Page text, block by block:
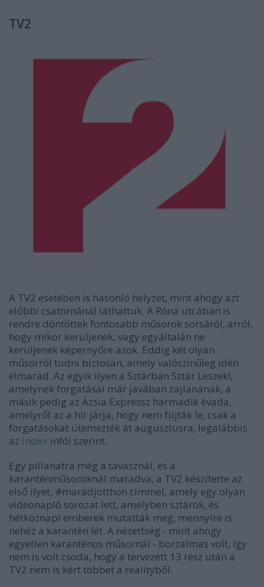
TV2
A TV2 esetében is hasonló helyzet, mint ahogy azt
előbbi csatornánál láthattuk. A Róna utcában is
rendre döntöttek fontosabb műsorok sorsáról, arról,
hogy mikor kerüljenek, vagy egyáltalán ne
kerüljenek képernyőre azok. Eddig két olyan
műsorról tudni biztosan, amely valószínűleg idén
elmarad. Az egyik ilyen a Sztárban Sztár Leszek!,
amelynek forgatásai már javában zajlanának, a
másik pedig az Ázsia Expressz harmadik évada,
amelyről az a hír járja, hogy nem fújták le, csak a
forgatásokat ütemezték át augusztusra, legalábbis
az Index infói szerint.
Egy pillanatra még a tavasznál, és a
karanténműsoroknál maradva, a TV2 készítette az
első ilyet, #maradjotthon címmel, amely egy olyan
videónapló sorozat lett, amelyben sztárok, és
hétköznapi emberek mutatták meg, mennyire is
nehéz a karantén lét. A nézettség - mint ahogy
egyetlen karanténos műsornál - borzalmas volt, így
nem is volt csoda, hogy a tervezett 13 rész után a
TV2 nem is kért többet a realityből.